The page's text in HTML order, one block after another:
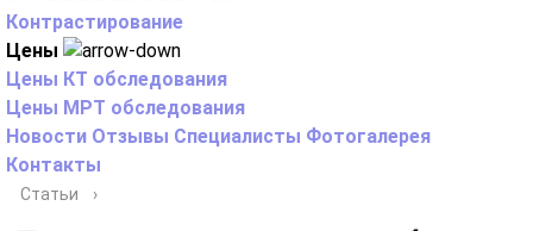
Контрастирование
Цены
Цены КТ обследования
Цены МРТ обследования
Новости Отзывы Специалисты Фотогалерея
Контакты
Статьи ›